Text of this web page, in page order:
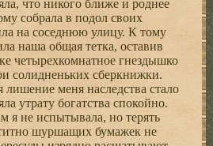
что никого ближе и роднее
собрала в подол своих
на соседнюю улицу. К тому
наша общая тетка, оставив
четырехкомнатное гнездышко
солидненьких сберкнижки.
меня наследства стало
утрату богатства спокойно.
я не испытывала, но терять
шуршащих бумажек не